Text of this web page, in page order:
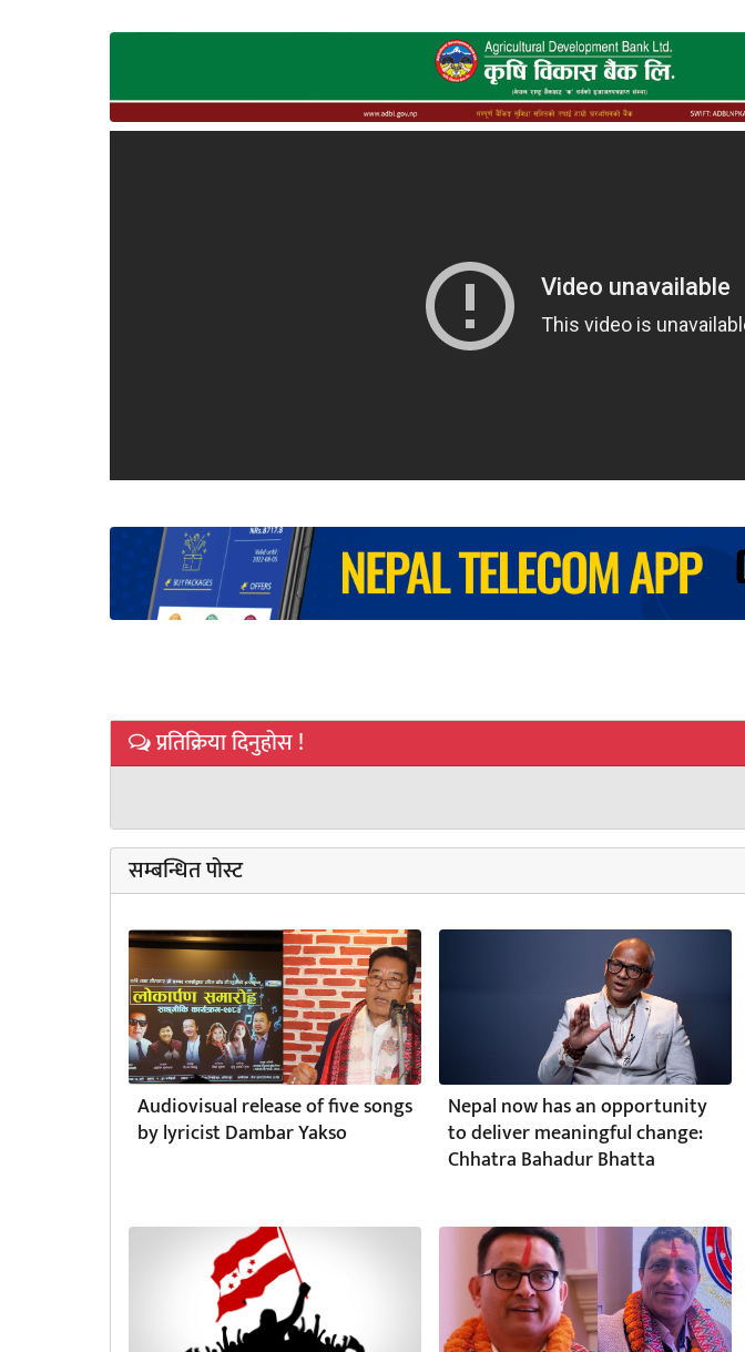
प्रतिक्रिया दिनुहोस !
सम्बन्धित पोस्ट
Audiovisual release of five songs
by lyricist Dambar Yakso
Nepal now has an opportunity
to deliver meaningful change:
Chhatra Bahadur Bhatta